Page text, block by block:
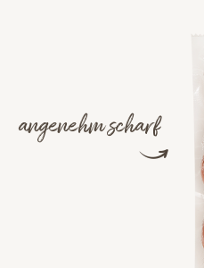
angenehm scharf